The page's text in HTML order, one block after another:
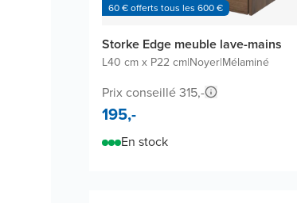
60 € offerts tous les 600 €
Storke Edge meuble lave-mains
L40 cm x P22 cm|Noyer|Mélaminé
Prix conseillé 315,-
195,-
En stock